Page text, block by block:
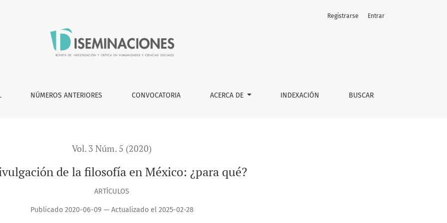
NÚMEROS ANTERIORES CONVOCATORIA ACERCA DE INDEXACIÓN BUSCAR
Registrarse Entrar
Vol. 3 Núm. 5 (2020)
de la filosofía en México: ¿para qué?
ARTÍCULOS
Publicado 2020-06-09 — Actualizado el 2025-02-28